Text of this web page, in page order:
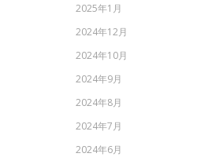
2025年1月
2024年12月
2024年10月
2024年9月
2024年8月
2024年7月
2024年6月